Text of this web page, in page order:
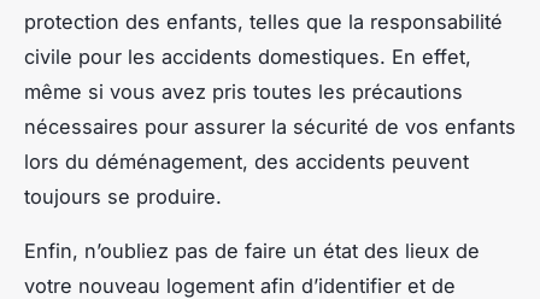
protection des enfants, telles que la responsabilité
civile pour les accidents domestiques. En effet,
même si vous avez pris toutes les précautions
nécessaires pour assurer la sécurité de vos enfants
lors du déménagement, des accidents peuvent
toujours se produire.
Enfin, n’oubliez pas de faire un état des lieux de
votre nouveau logement afin d’identifier et de